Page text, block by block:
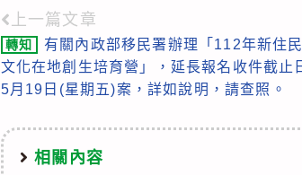
Read
more
articles
上一篇文章
轉知
有關內政部移民署辦理「112年新住
文化在地創生培育營」，延長報名收件截止
5月19日(星期五)案，詳如說明，請查照。
相關內容